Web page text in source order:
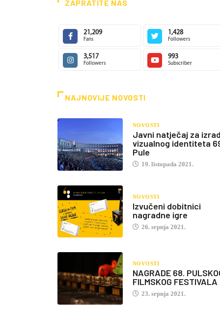
ZAPRATITE NAS
21,209
Fans
1,428
Followers
3,517
Followers
993
Subscriber
NAJNOVIJE NOVOSTI
NOVOSTI
Javni natječaj za
vizualnog identiteta
Pule
19. listopada 2021.
NOVOSTI
Izvučeni dobitnici
nagradne igre
26. srpnja 2021.
NOVOSTI
NAGRADE 68.
FILMSKOG FESTIVALA
23. srpnja 2021.